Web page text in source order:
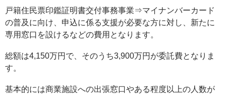
戸籍住民票印鑑証明書交付事務事業⇒マイナンバーカード
の普及に向け、申込に係る支援が必要な方に対し、新たに
専用窓口を設けるなどの費用となります。
総額は4,150万円で、そのうち3,900万円が委託費となりま
す。
基本的には商業施設への出張窓口やある程度以上の人数が